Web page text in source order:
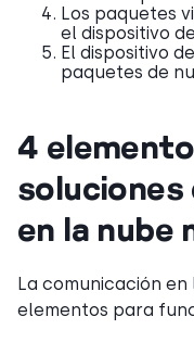
Los paquetes
el dispositivo
El dispositivo
paquetes de
4
soluciones
en la nube
La comunicación
elementos para